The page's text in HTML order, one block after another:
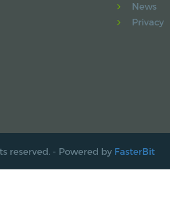
News
Privacy
reserved. - Powered by FasterBit